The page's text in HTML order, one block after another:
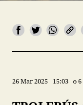
26 Mar 2025 15:03